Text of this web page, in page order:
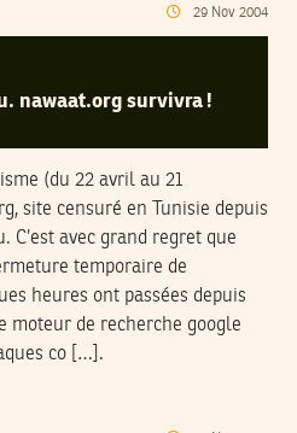
29 Nov 2004
nawaat.org survivra !
(du 22 avril au 21
site censuré en Tunisie depuis
C’est avec grand regret que
temporaire de
heures ont passées depuis
moteur de recherche google
co […].